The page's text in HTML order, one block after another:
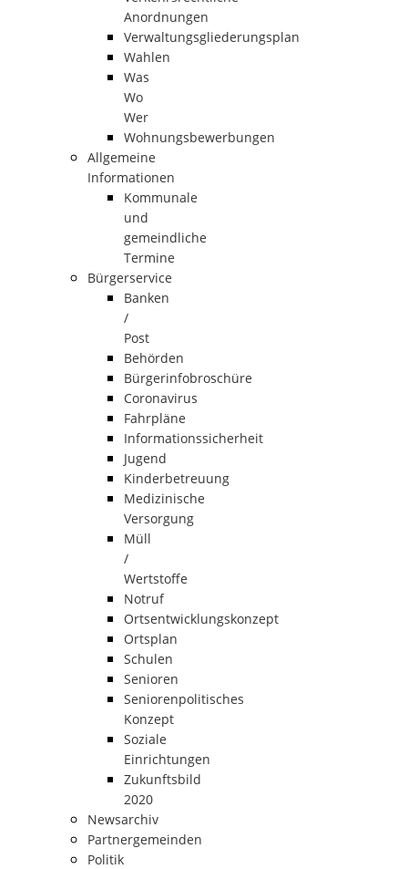
Anordnungen
Verwaltungsgliederungsplan
Wahlen
Was
Wo
Wer
Wohnungsbewerbungen
Allgemeine
Informationen
Kommunale
und
gemeindliche
Termine
Bürgerservice
Banken
/
Post
Behörden
Bürgerinfobroschüre
Coronavirus
Fahrpläne
Informationssicherheit
Jugend
Kinderbetreuung
Medizinische
Versorgung
Müll
/
Wertstoffe
Notruf
Ortsentwicklungskonzept
Ortsplan
Schulen
Senioren
Seniorenpolitisches
Konzept
Soziale
Einrichtungen
Zukunftsbild
2020
Newsarchiv
Partnergemeinden
Politik